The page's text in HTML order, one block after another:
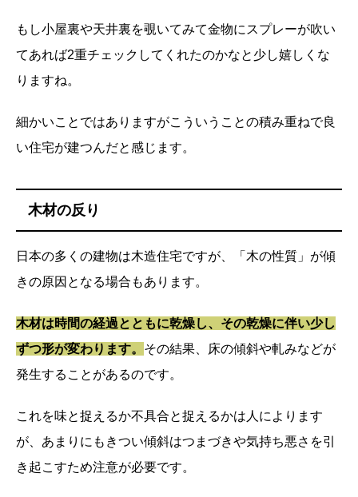
もし小屋裏や天井裏を覗いてみて金物にスプレーが吹い
てあれば2重チェックしてくれたのかなと少し嬉しくな
りますね。
細かいことではありますがこういうことの積み重ねで良
い住宅が建つんだと感じます。
木材の反り
日本の多くの建物は木造住宅ですが、「木の性質」が傾
きの原因となる場合もあります。
木材は時間の経過とともに乾燥し、その乾燥に伴い少し
ずつ形が変わります。 その結果、床の傾斜や軋みなどが
発生することがあるのです。
これを味と捉えるか不具合と捉えるかは人によります
が、あまりにもきつい傾斜はつまづきや気持ち悪さを引
き起こすため注意が必要です。